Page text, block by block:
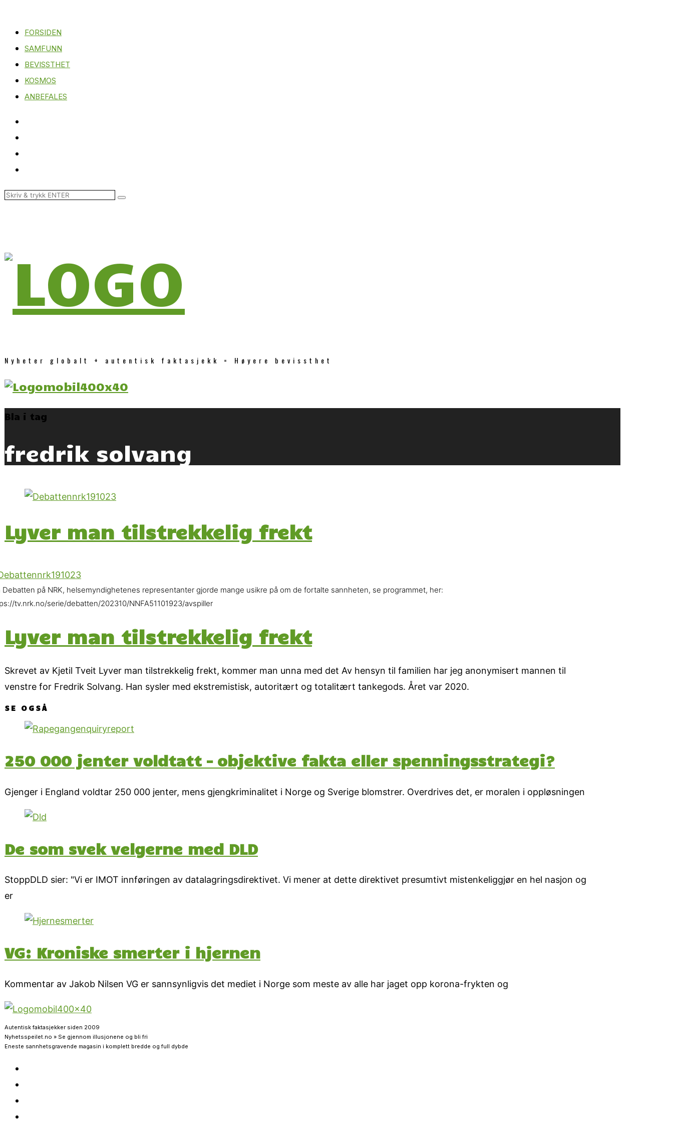
FORSIDEN
SAMFUNN
BEVISSTHET
KOSMOS
ANBEFALES
Nyheter globalt + autentisk faktasjekk = Høyere bevissthet
Bla i tag
fredrik solvang
Lyver man tilstrekkelig frekt
Debatten på NRK, helsemyndighetenes representanter gjorde mange usikre på om de fortalte sannheten, se programmet, her:
tv.nrk.no/serie/debatten/202310/NNFA51101923/avspiller
Lyver man tilstrekkelig frekt
Skrevet av Kjetil Tveit Lyver man tilstrekkelig frekt, kommer man unna med det Av hensyn til familien har jeg anonymisert mannen til
venstre for Fredrik Solvang. Han sysler med ekstremistisk, autoritært og totalitært tankegods. Året var 2020.
SE OGSÅ
250 000 jenter voldtatt – objektive fakta eller spenningsstrategi?
Gjenger i England voldtar 250 000 jenter, mens gjengkriminalitet i Norge og Sverige blomstrer. Overdrives det, er moralen i oppløsningen
De som svek velgerne med DLD
StoppDLD sier: "Vi er IMOT innføringen av datalagringsdirektivet. Vi mener at dette direktivet presumtivt mistenkeliggjør en hel nasjon og
er
VG: Kroniske smerter i hjernen
Kommentar av Jakob Nilsen VG er sannsynligvis det mediet i Norge som meste av alle har jaget opp korona-frykten og
Autentisk faktasjekker siden 2009
Nyhetsspeilet.no » Se gjennom illusjonene og bli fri
Eneste sannhetsgravende magasin i komplett bredde og full dybde